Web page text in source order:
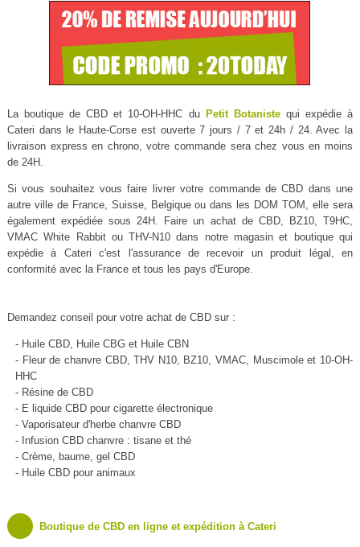
La boutique de CBD et 10-OH-HHC du Petit Botanistequi expédie à
Cateri dans le Haute-Corse est ouverte 7 jours / 7 et 24h / 24. Avec la
livraison express en chrono, votre commande sera chez vous en moins
de 24H.
Si vous souhaitez vous faire livrer votre commande de CBD dans une
autre ville de France, Suisse, Belgique ou dans les DOM TOM, elle sera
également expédiée sous 24H. Faire un achat de CBD, BZ10, T9HC,
VMAC White Rabbit ou THV-N10 dans notre magasin et boutique qui
expédie à Cateri c'est l'assurance de recevoir un produit légal, en
conformité avec la France et tous les pays d'Europe.
Demandez conseil pour votre achat de CBD sur :
- Huile CBD, Huile CBG et Huile CBN
- Fleur de chanvre CBD, THV N10, BZ10, VMAC, Muscimole et 10-OH-
HHC
- Résine de CBD
- E liquide CBD pour cigarette électronique
- Vaporisateur d'herbe chanvre CBD
- Infusion CBD chanvre : tisane et thé
- Crème, baume, gel CBD
- Huile CBD pour animaux
Boutique de CBD en ligne et expédition à Cateri